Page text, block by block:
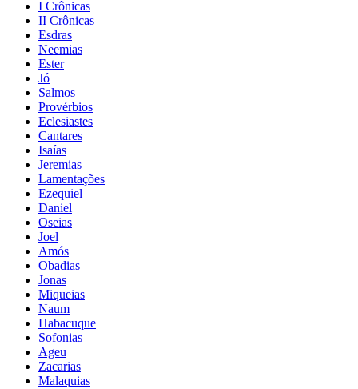
I Crônicas
II Crônicas
Esdras
Neemias
Ester
Jó
Salmos
Provérbios
Eclesiastes
Cantares
Isaías
Jeremias
Lamentações
Ezequiel
Daniel
Oseias
Joel
Amós
Obadias
Jonas
Miqueias
Naum
Habacuque
Sofonias
Ageu
Zacarias
Malaquias